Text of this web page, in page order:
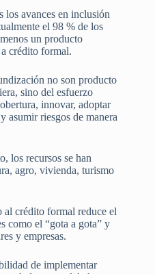
los avances en inclusión
el 98 % de los
un producto
crédito formal.
no son producto
sino del esfuerzo
innovar, adoptar
asumir riesgos de manera
los recursos se han
agro, vivienda, turismo
al crédito formal reduce el
como el “gota a gota” y
y empresas.
de implementar